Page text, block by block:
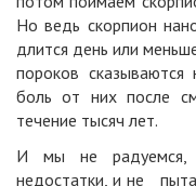
Но ведь скорпион
длится день или
пороков
боль от них после
течение тысяч лет.
И мы не радуемся,
недостатки, и не